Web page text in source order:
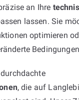
an Ihre
lassen. Sie
optimieren
, die auf